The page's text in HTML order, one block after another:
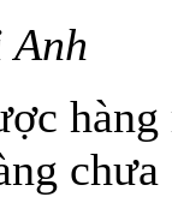
chưa